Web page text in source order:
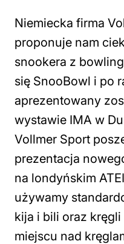
Niemiecka firma
proponuje nam
snookera z
się SnooBowl i po
aprezentowany
wystawie IMA w
Vollmer Sport
prezentacja
na londyńskim
używamy
kija i bili oraz
miejscu nad